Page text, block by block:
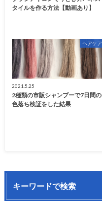
タイルを作る方法【動画あり】
ヘアケア
2021.5.25
2種類の市販シャンプーで7日間の
色落ち検証をした結果
キーワードで検索